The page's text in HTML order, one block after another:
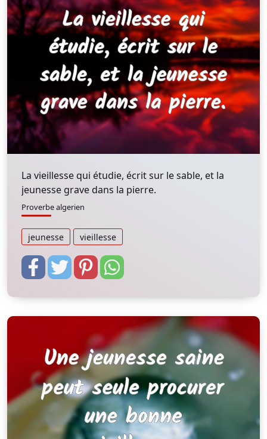
La vieillesse qui étudie, écrit sur le sable, et la
jeunesse grave dans la pierre.
Proverbe algerien
jeunesse vieillesse